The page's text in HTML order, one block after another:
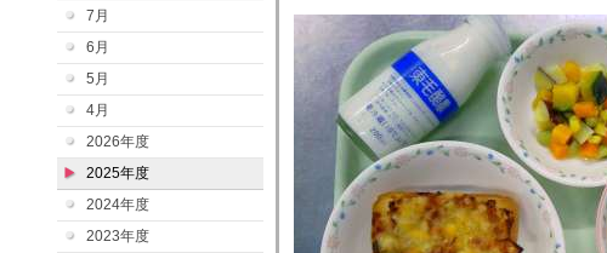
7月
6月
5月
4月
2026年度
2025年度
2024年度
2023年度